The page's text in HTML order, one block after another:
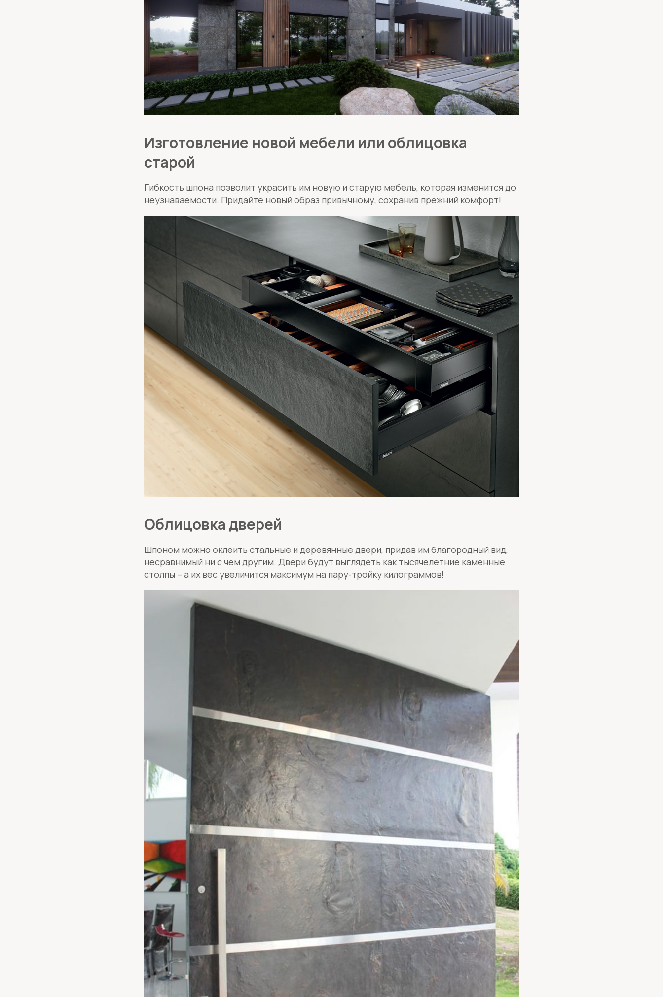
Изготовление новой мебели или облицовка
старой
Гибкость шпона позволит украсить им новую и старую мебель, которая изменится до
неузнаваемости. Придайте новый образ привычному, сохранив прежний комфорт!
Облицовка дверей
Шпоном можно оклеить стальные и деревянные двери, придав им благородный вид,
несравнимый ни с чем другим. Двери будут выглядеть как тысячелетние каменные
столпы – а их вес увеличится максимум на пару-тройку килограммов!